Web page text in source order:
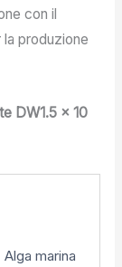
con il
produzione
DW1.5 × 10
Alga marina